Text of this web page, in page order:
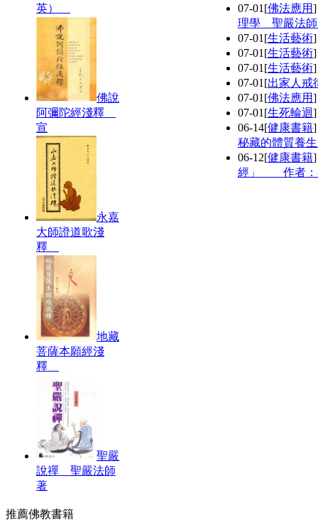
英）
佛說
阿彌陀經淺釋
宣
永嘉
大師證道歌淺
釋
地藏
菩薩本願經淺
釋
聖嚴
說禪 聖嚴法師
著
07-01 [佛法應用
理學 聖嚴法
07-01 [生活藝術
07-01 [生活藝術
07-01 [生活藝術
07-01 [出家人戒
07-01 [佛法應用
07-01 [生死輪迴
06-14[健康書籍
秘藏的體質養
06-12[健康書籍
經」 作者：
推薦佛教書籍